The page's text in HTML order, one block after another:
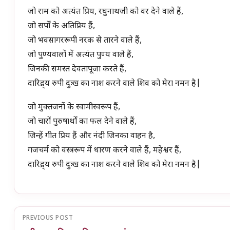
जो राम को अत्यंत प्रिय, रघुनाथजी को वर देने वाले हैं,
जो सर्पों के अतिप्रिय हैं,
जो भवसागररूपी नरक से तारने वाले हैं,
जो पुण्यवालों में अत्यंत पुण्य वाले हैं,
जिनकी समस्त देवतापूजा करते हैं,
दारिद्र्य रुपी दुःख का नाश करने वाले शिव को मेरा नमन है|
जो मुक्तजनों के स्वामीस्वरूप हैं,
जो चारों पुरुषार्थों का फल देने वाले हैं,
जिन्हें गीत प्रिय हैं और नंदी जिनका वाहन है,
गजचर्म को वस्त्ररूप में धारण करने वाले हैं, महेश्वर हैं,
दारिद्र्य रुपी दुःख का नाश करने वाले शिव को मेरा नमन है|
PREVIOUS POST